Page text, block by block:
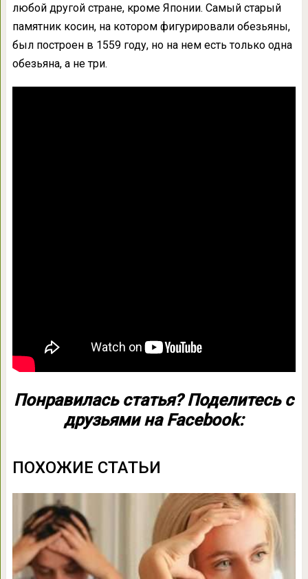
любой другой стране, кроме Японии. Самый старый
памятник косин, на котором фигурировали обезьяны,
был построен в 1559 году, но на нем есть только одна
обезьяна, а не три.
Понравилась статья? Поделитесь с
друзьями на Facebook:
ПОХОЖИЕ СТАТЬИ